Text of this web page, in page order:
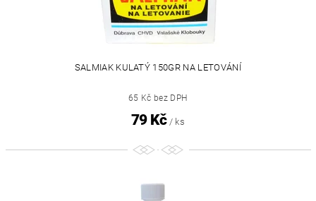
SALMIAK KULATÝ 150GR NA LETOVÁNÍ
65 Kč bez DPH
79 Kč / ks